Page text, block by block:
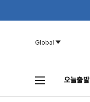
Global
오늘출발